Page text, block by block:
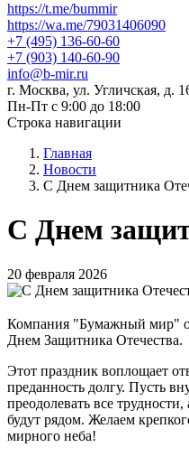
https://t.me/bummir
https://wa.me/79031406090
+7 (495) 136-60-60
+7 (903) 140-60-90
info@b-mir.ru
г. Москва, ул. Угличская, д.
Пн-Пт с 9:00 до 18:00
Строка навигации
Главная
Новости
С Днем защитника
С Днем
20 февраля 2026
Компания "Бумажный мир"
Днем Защитника Отечества.
Этот праздник воплощает
преданность долгу. Пусть
преодолевать все
будут рядом. Желаем
мирного неба!